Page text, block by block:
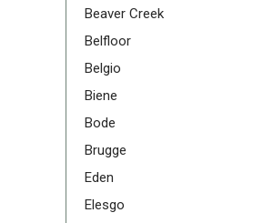
Beaver Creek
Belfloor
Belgio
Biene
Bode
Brugge
Eden
Elesgo